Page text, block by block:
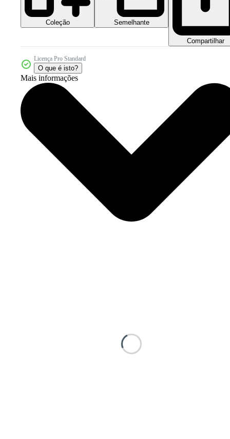
Coleção Semelhante
Compartilhar
Licença Pro Standard
O que é isto?
Mais informações